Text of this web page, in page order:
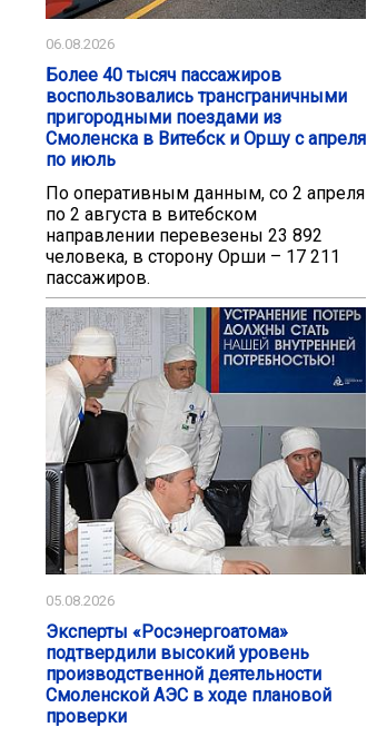
06.08.2026
Более 40 тысяч пассажиров
воспользовались трансграничными
пригородными поездами из
Смоленска в Витебск и Оршу с апреля
по июль
По оперативным данным, со 2 апреля
по 2 августа в витебском
направлении перевезены 23 892
человека, в сторону Орши – 17 211
пассажиров.
05.08.2026
Эксперты «Росэнергоатома»
подтвердили высокий уровень
производственной деятельности
Смоленской АЭС в ходе плановой
проверки